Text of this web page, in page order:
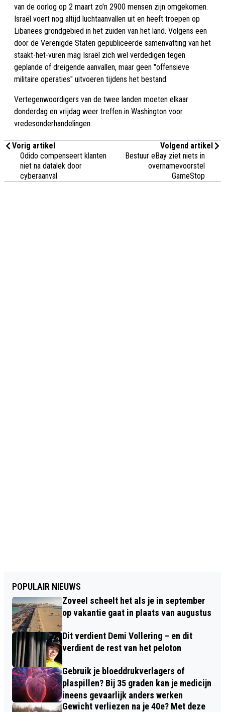
van de oorlog op 2 maart zo'n 2900 mensen zijn omgekomen.
Israël voert nog altijd luchtaanvallen uit en heeft troepen op
Libanees grondgebied in het zuiden van het land. Volgens een
door de Verenigde Staten gepubliceerde samenvatting van het
staakt-het-vuren mag Israël zich wel verdedigen tegen
geplande of dreigende aanvallen, maar geen "offensieve
militaire operaties" uitvoeren tijdens het bestand.
Vertegenwoordigers van de twee landen moeten elkaar
donderdag en vrijdag weer treffen in Washington voor
vredesonderhandelingen.
Vorig artikel
Odido compenseert klanten
niet na datalek door
cyberaanval
Volgend artikel
Bestuur eBay ziet niets in
overnamevoorstel
GameStop
POPULAIR NIEUWS
Zoveel scheelt het als je in september
op vakantie gaat in plaats van augustus
Dit verdient Demi Vollering – en dit
verdient de rest van het peloton
Gebruik je bloeddrukverlagers of
plaspillen? Bij 35 graden kan je medicijn
ineens gevaarlijk anders werken
Gewicht verliezen na je 40e? Met deze